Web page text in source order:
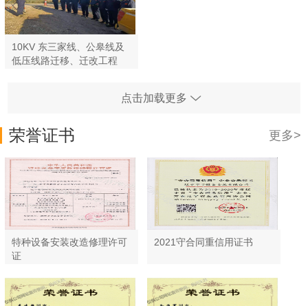
10KV 东三家线、公皋线及
低压线路迁移、迁改工程
点击加载更多
荣誉证书 更多>
特种设备安装改造修理许可
证
2021守合同重信用证书